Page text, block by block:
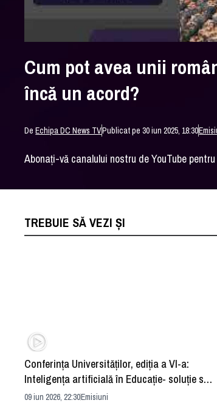
Cum pot avea unii
încă un acord?
DeEchipa DC News TVPublicat pe 30 iun 2025, 18:30
Abonați-vă canalului nostru de YouTube
TREBUIE SĂ VEZI ȘI
Conferința Universităților, ediția a VI-a:
Inteligența artificială în Educație- soluție sau
problemă?
09 iun 2026, 22:30Emisiuni